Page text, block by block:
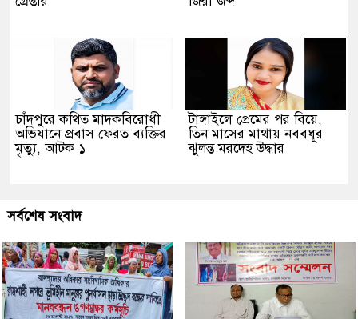
চাঁদপুরে কথিত মাদকবিরোধী
অভিযানে প্রবাস ফেরত ব্যক্তির
মৃত্যু, আটক ১
টাঙ্গাইলে প্রেমের পর বিয়ে,
তিন মাসের মাথায় নববধূর
ঝুলন্ত মরদেহ উদ্ধার
সর্বশেষ সংবাদ